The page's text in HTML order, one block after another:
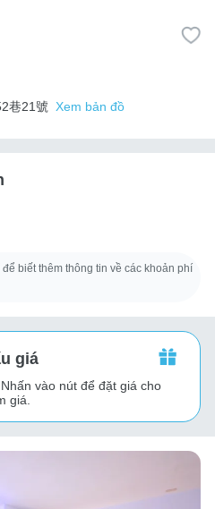
巷21號
Xem bản đồ
biết thêm thông tin về các khoản phí
giá
Nhấn vào nút để đặt giá cho
giá.